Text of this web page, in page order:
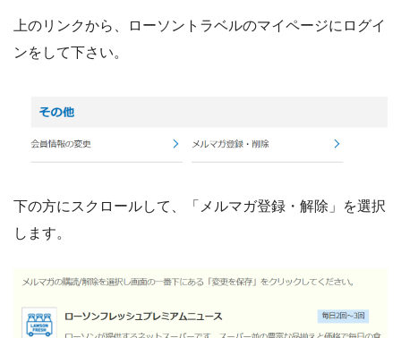
上のリンクから、ローソントラベルのマイページにログイ
ンをして下さい。
下の方にスクロールして、「メルマガ登録・解除」を選択
します。